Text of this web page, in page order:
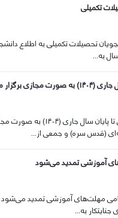
تکمیلی
تحصیلات تکمیلی به
می‌شود
07 03 2026 کلاس‌های
(قدس سره) و جمعی از...
آموزشی تمدید می‌شود
/ تمامی مهلت‌های آموزشی تمدید
به...